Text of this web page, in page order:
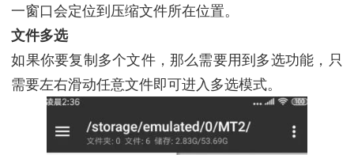
一窗口会定位到压缩文件所在位置。
文件多选
如果你要复制多个文件，那么需要用到多选功能，只
需要左右滑动任意文件即可进入多选模式。